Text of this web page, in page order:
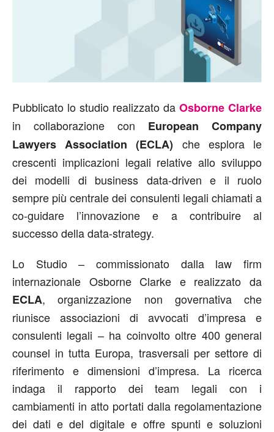
Pubblicato lo studio realizzato da Osborne Clarke
in collaborazione con European Company
Lawyers Association (ECLA) che esplora le
crescenti implicazioni legali relative allo sviluppo
dei modelli di business data-driven e il ruolo
sempre più centrale dei consulenti legali chiamati a
co-guidare l’innovazione e a contribuire al
successo della data-strategy.
Lo Studio – commissionato dalla law firm
internazionale Osborne Clarke e realizzato da
ECLA, organizzazione non governativa che
riunisce associazioni di avvocati d’impresa e
consulenti legali – ha coinvolto oltre 400 general
counsel in tutta Europa, trasversali per settore di
riferimento e dimensioni d’impresa. La ricerca
indaga il rapporto dei team legali con i
cambiamenti in atto portati dalla regolamentazione
dei dati e del digitale e offre spunti e soluzioni